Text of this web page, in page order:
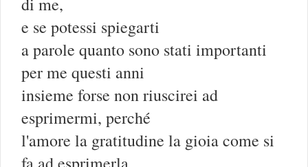
di me,
e se potessi spiegarti
a parole quanto sono stati importanti
per me questi anni
insieme forse non riuscirei ad
esprimermi, perché
l'amore la gratitudine la gioia come si